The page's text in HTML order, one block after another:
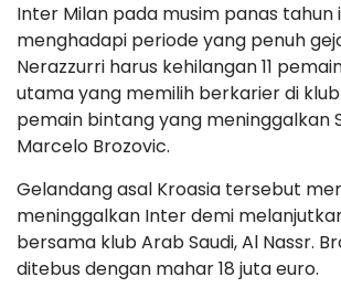
Inter Milan pada musim panas tahun
menghadapi periode yang penuh
Nerazzurri harus kehilangan 11
utama yang memilih berkarier di klub
pemain bintang yang meninggalkan
Marcelo Brozovic.
Gelandang asal Kroasia tersebut
meninggalkan Inter demi
bersama klub Arab Saudi, Al Nassr.
ditebus dengan mahar 18 juta euro.